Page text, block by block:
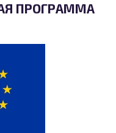
ПРОГРАММА